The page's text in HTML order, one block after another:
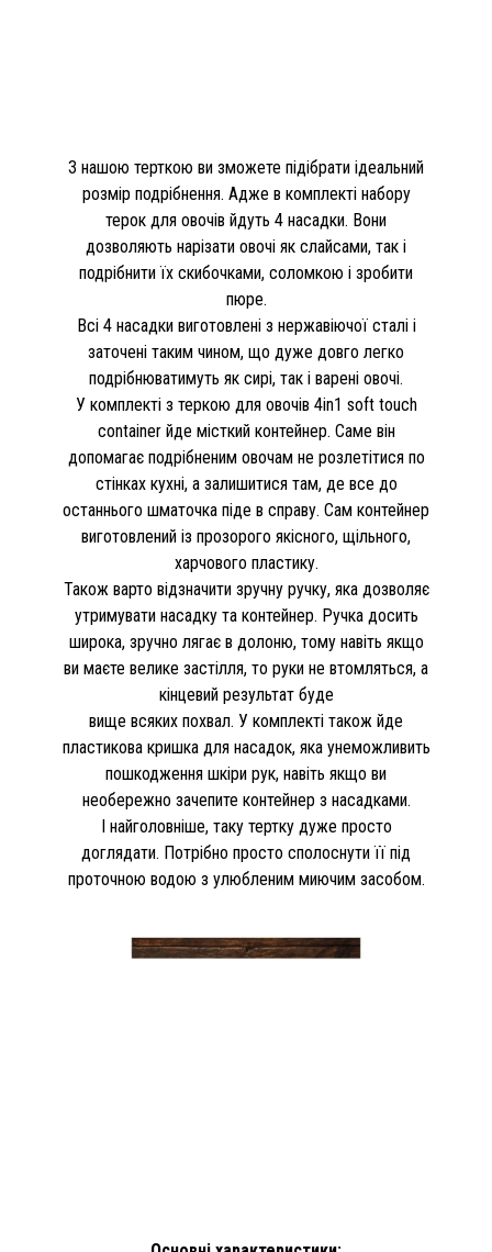
З нашою терткою ви зможете підібрати ідеальний
розмір подрібнення. Адже в комплекті набору
терок для овочів йдуть 4 насадки. Вони
дозволяють нарізати овочі як слайсами, так і
подрібнити їх скибочками, соломкою і зробити
пюре.
Всі 4 насадки виготовлені з нержавіючої сталі і
заточені таким чином, що дуже довго легко
подрібнюватимуть як сирі, так і варені овочі.
У комплекті з теркою для овочів 4in1 soft touch
container йде місткий контейнер. Саме він
допомагає подрібненим овочам не розлетітися по
стінках кухні, а залишитися там, де все до
останнього шматочка піде в справу. Сам контейнер
виготовлений із прозорого якісного, щільного,
харчового пластику.
Також варто відзначити зручну ручку, яка дозволяє
утримувати насадку та контейнер. Ручка досить
широка, зручно лягає в долоню, тому навіть якщо
ви маєте велике застілля, то руки не втомляться, а
кінцевий результат буде
вище всяких похвал. У комплекті також йде
пластикова кришка для насадок, яка унеможливить
пошкодження шкіри рук, навіть якщо ви
необережно зачепите контейнер з насадками.
І найголовніше, таку тертку дуже просто
доглядати. Потрібно просто сполоснути її під
проточною водою з улюбленим миючим засобом.